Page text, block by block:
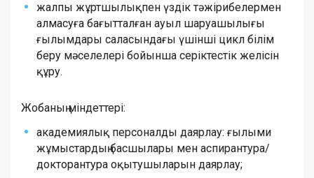
жалпы жұртшылықпен үздік тәжірибелермен
алмасуға бағытталған ауыл шаруашылығы
ғылымдары саласындағы үшінші цикл білім
беру мәселелері бойынша серіктестік желісін
құру.
Жобаның міндеттері:
академиялық персоналды даярлау: ғылыми
жұмыстардың басшылары мен аспирантура/
докторантура оқытушыларын даярлау;